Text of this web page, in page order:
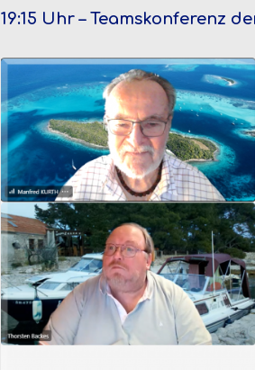
19:15 Uhr – Teamskonferenz